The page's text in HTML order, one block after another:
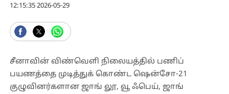
12:15:35 2026-05-29
சீனாவின் விண்வெளி நிலையத்தில் பணிப்
பயணத்தை முடித்துக் கொண்ட ஷென்சோ-21
குழுவினர்களான ஜாங் லூ, வூ ஃபெய், ஜாங்